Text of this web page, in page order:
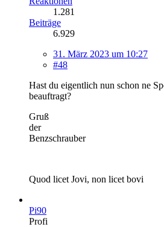
1.281
Beiträge
6.929
31. März 2023 um 10:27
#48
Hast du eigentlich nun schon ne
beauftragt?
Gruß
der
Benzschrauber
Quod licet Jovi, non licet bovi
Pi90
Profi